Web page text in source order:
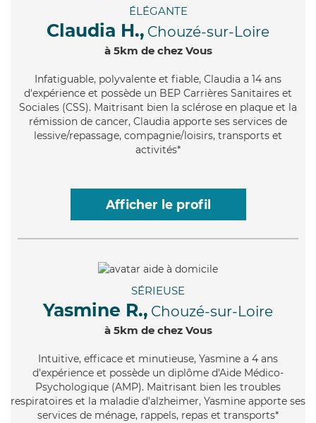
ÉLÉGANTE
Claudia H., Chouzé-sur-Loire
à 5km de chez Vous
Infatiguable, polyvalente et fiable, Claudia a 14 ans
d'expérience et possède un BEP Carrières Sanitaires et
Sociales (CSS). Maitrisant bien la sclérose en plaque et la
rémission de cancer, Claudia apporte ses services de
lessive/repassage, compagnie/loisirs, transports et
activités*
Afficher le profil
SÉRIEUSE
Yasmine R., Chouzé-sur-Loire
à 5km de chez Vous
Intuitive, efficace et minutieuse, Yasmine a 4 ans
d'expérience et possède un diplôme d'Aide Médico-
Psychologique (AMP). Maitrisant bien les troubles
respiratoires et la maladie d'alzheimer, Yasmine apporte ses
services de ménage, rappels, repas et transports*